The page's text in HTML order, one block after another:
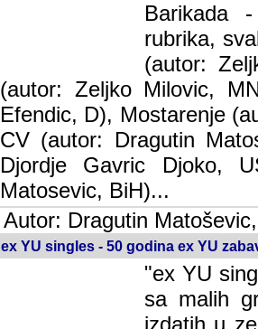
Barikada
rubrika,
(autor:
(autor: Zeljko Milovic,
Efendic, D), Mostarenje
CV (autor: Dragutin
Djordje Gavric Djoko,
Matosevic, BiH)...
Autor: Dragutin
ex YU singles - 50 godina ex YU
"ex YU
sa malih
izdatih u